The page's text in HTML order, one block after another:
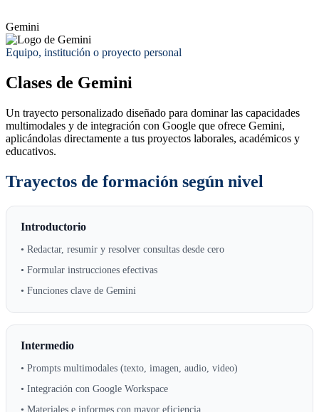
Gemini
Equipo, institución o proyecto personal
Clases de Gemini
Un trayecto personalizado diseñado para dominar las capacidades
multimodales y de integración con Google que ofrece Gemini,
aplicándolas directamente a tus proyectos laborales, académicos y
educativos.
Trayectos de formación según nivel
Introductorio
• Redactar, resumir y resolver consultas desde cero
• Formular instrucciones efectivas
• Funciones clave de Gemini
Intermedio
• Prompts multimodales (texto, imagen, audio, video)
• Integración con Google Workspace
• Materiales e informes con mayor eficiencia